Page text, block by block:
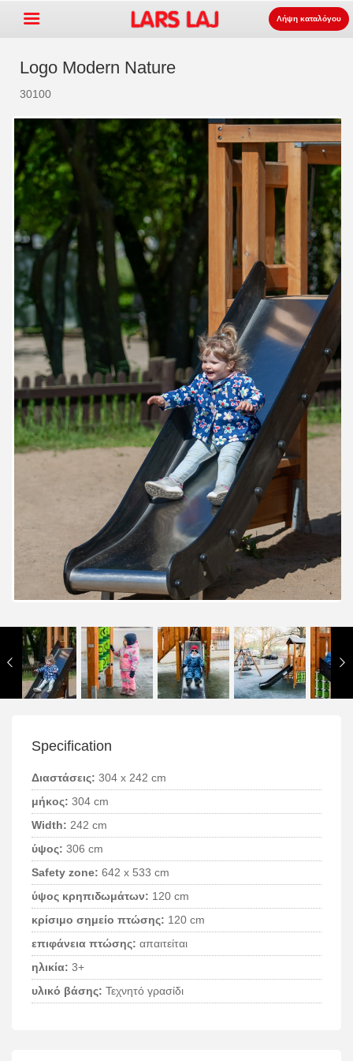
εξοπλισμός παιδότοπων +
Πάρκο και επίπλωση δρόμου+
Ο αθλητισμός εξοπλισμός +
επιφάνεια +
Σχετικά με εμάς
Παραγγείλτε τον κατάλογο
LarsLaj Worldwide
Lars Laj on Facebook
Λήψη καταλόγου
Logo Modern Nature
30100
Specification
Διαστάσεις: 304 x 242 cm
μήκος: 304 cm
Width: 242 cm
ύψος: 306 cm
Safety zone: 642 x 533 cm
ύψος κρηπιδωμάτων: 120 cm
κρίσιμο σημείο πτώσης: 120 cm
επιφάνεια πτώσης: απαιτείται
ηλικία: 3+
υλικό βάσης: Τεχνητό γρασίδι